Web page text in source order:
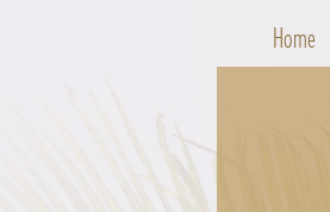
Home